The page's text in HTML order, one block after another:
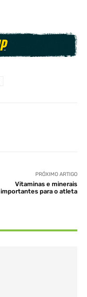
PRÓXIMO ARTIGO
Vitaminas e minerais
importantes para o atleta